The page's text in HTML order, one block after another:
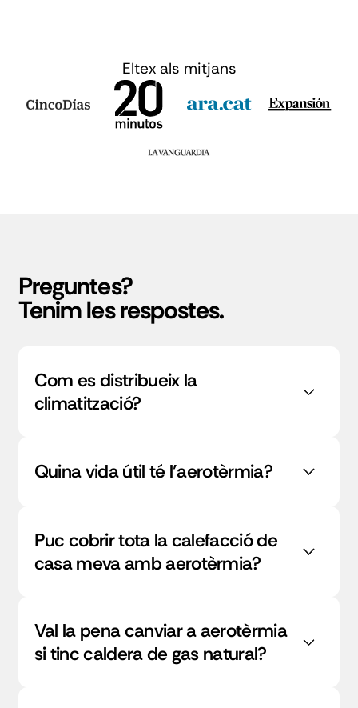
Eltex als mitjans
Preguntes?
Tenim les respostes.
Com es distribueix la
climatització?
Quina vida útil té l’aerotèrmia?
Puc cobrir tota la calefacció de
casa meva amb aerotèrmia?
Val la pena canviar a aerotèrmia
si tinc caldera de gas natural?